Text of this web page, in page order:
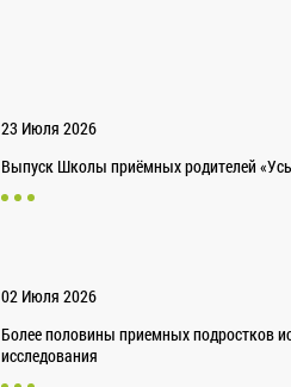
23 Июля 2026
Выпуск Школы приёмных родителей
02 Июля 2026
Более половины приемных подростков
исследования